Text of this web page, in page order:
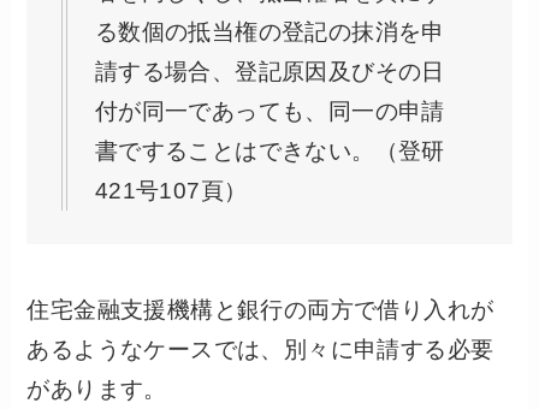
る数個の抵当権の登記の抹消を申
請する場合、登記原因及びその日
付が同一であっても、同一の申請
書ですることはできない。（登研
421号107頁）
住宅金融支援機構と銀行の両方で借り入れが
あるようなケースでは、別々に申請する必要
があります。